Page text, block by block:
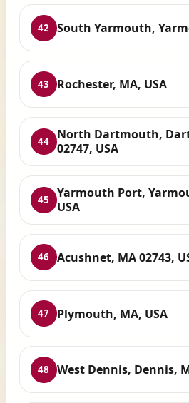
42 South Yarmouth,
43 Rochester, MA, USA
44 North Dartmouth,
02747, USA
45
Yarmouth Port,
USA
46 Acushnet, MA 02743,
47 Plymouth, MA, USA
48 West Dennis, Dennis,